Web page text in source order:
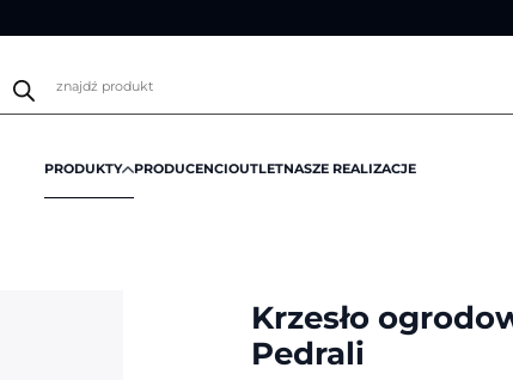
produktów
PRODUKTY PRODUCENCIOUTLETNASZE REALIZACJE
Krzesło
Pedrali